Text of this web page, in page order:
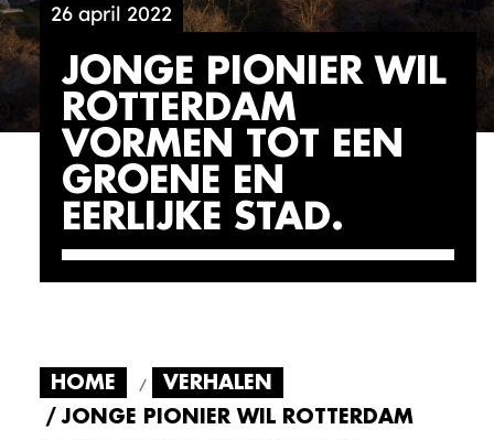
26 april 2022
JONGE PIONIER WIL
ROTTERDAM
VORMEN TOT EEN
GROENE EN
EERLIJKE STAD
HOME
VERHALEN
JONGE PIONIER WIL ROTTERDAM